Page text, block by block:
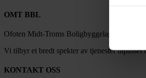
OMT BBL
Ofoten Midt-Troms Boligbyggelag ble
Vi tilbyr et bredt spekter av tjenester tilpasset
KONTAKT OSS